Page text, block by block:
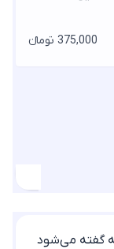
375,000 تومانء
گفته می‌شود